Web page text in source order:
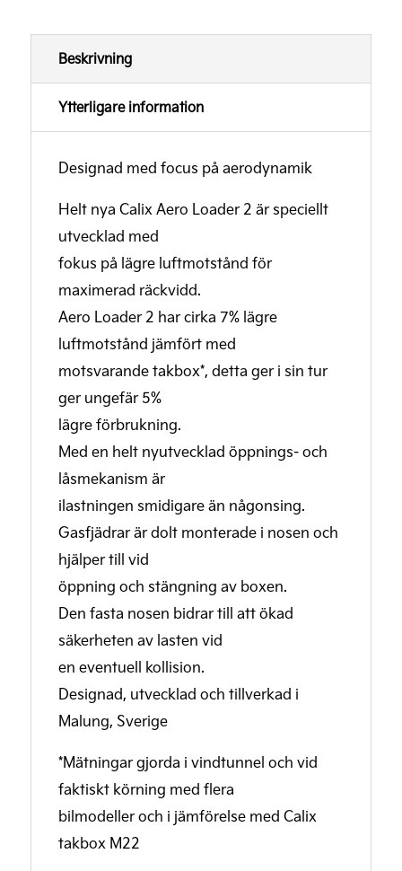
Beskrivning
Ytterligare information
Designad med focus på aerodynamik
Helt nya Calix Aero Loader 2 är speciellt
utvecklad med
fokus på lägre luftmotstånd för
maximerad räckvidd.
Aero Loader 2 har cirka 7% lägre
luftmotstånd jämfört med
motsvarande takbox*, detta ger i sin tur
ger ungefär 5%
lägre förbrukning.
Med en helt nyutvecklad öppnings- och
låsmekanism är
ilastningen smidigare än någonsing.
Gasfjädrar är dolt monterade i nosen och
hjälper till vid
öppning och stängning av boxen.
Den fasta nosen bidrar till att ökad
säkerheten av lasten vid
en eventuell kollision.
Designad, utvecklad och tillverkad i
Malung, Sverige
*Mätningar gjorda i vindtunnel och vid
faktiskt körning med flera
bilmodeller och i jämförelse med Calix
takbox M22